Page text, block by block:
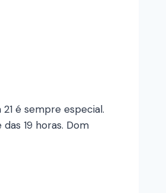
é sempre especial.
19 horas. Dom